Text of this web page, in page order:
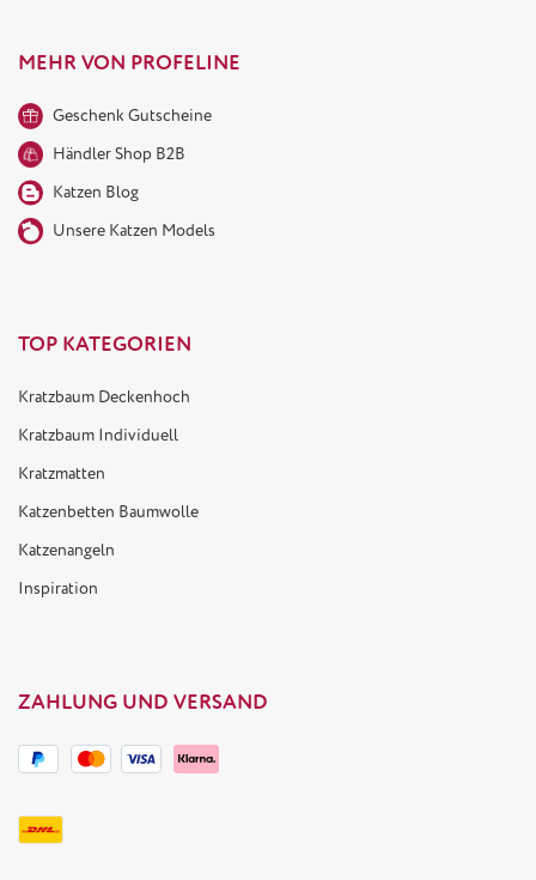
MEHR VON PROFELINE
Geschenk Gutscheine
Händler Shop B2B
Katzen Blog
Unsere Katzen Models
TOP KATEGORIEN
Kratzbaum Deckenhoch
Kratzbaum Individuell
Kratzmatten
Katzenbetten Baumwolle
Katzenangeln
Inspiration
ZAHLUNG UND VERSAND